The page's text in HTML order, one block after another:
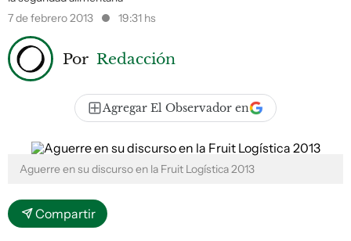
7 de febrero 2013
19:31 hs
Por Redacción
Agregar El Observador en
Aguerre en su discurso en la Fruit Logística 2013
Compartir